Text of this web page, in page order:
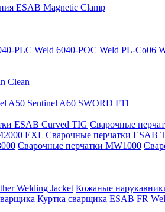
ESAB Magnetic Clamp
PLС Weld 6040-POC Weld PL-Co06
Clean
A50 Sentinel A60 SWORD F11
ESAB Curved TIG Сварочные
EXL Сварочные перчатки ESAB
Сварочные перчатки MW1000
Welding Jacket Кожаные
Куртка сварщика ESAB FR